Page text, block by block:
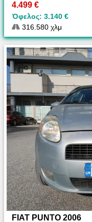
4.499 €
Όφελος: 3.140 €
316.580 χλμ
FIAT PUNTO 2006